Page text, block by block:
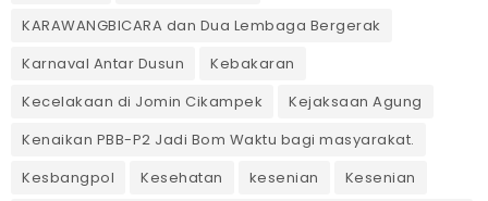
KARAWANGBICARA dan Dua Lembaga Bergerak
Karnaval Antar Dusun
Kebakaran
Kecelakaan di Jomin Cikampek
Kejaksaan Agung
Kenaikan PBB-P2 Jadi Bom Waktu bagi masyarakat.
Kesbangpol
Kesehatan kesenian
Kesenian